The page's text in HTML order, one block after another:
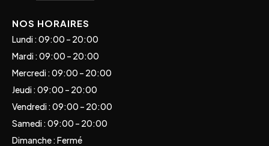
NOS HORAIRES
Lundi : 09:00 – 20:00
Mardi : 09:00 – 20:00
Mercredi : 09:00 – 20:00
Jeudi : 09:00 – 20:00
Vendredi : 09:00 – 20:00
Samedi : 09:00 – 20:00
Dimanche : Fermé